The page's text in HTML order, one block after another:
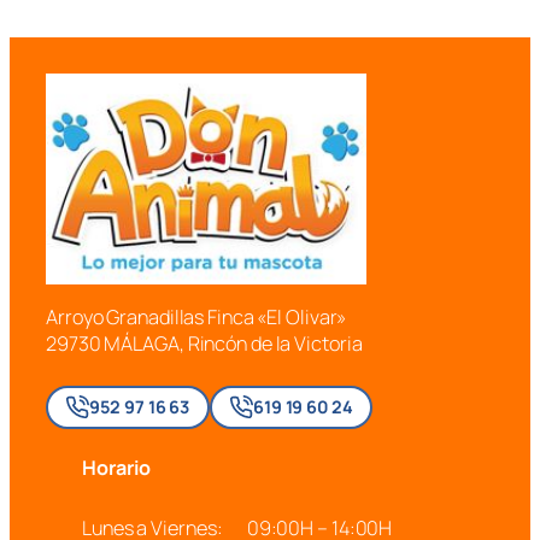
Arroyo Granadillas Finca «El Olivar»
29730 MÁLAGA, Rincón de la Victoria
952 97 16 63 619 19 60 24
Horario
Lunes a Viernes: 09:00H – 14:00H